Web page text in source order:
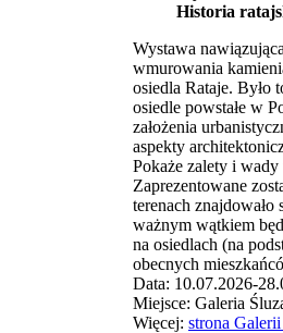
Historia
Wystawa
wmurowania
osiedla Rataje. Było
osiedle powstałe w
założenia
aspekty
Pokaże zalety i
Zaprezentowane
terenach
ważnym wątkiem
na osiedlach (na
obecnych
Data: 10.07.2026-
Miejsce: Galeria
Więcej: strona